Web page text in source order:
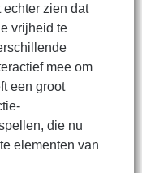
echter zien dat
vrijheid te
mee om
een groot
die nu
elementen van